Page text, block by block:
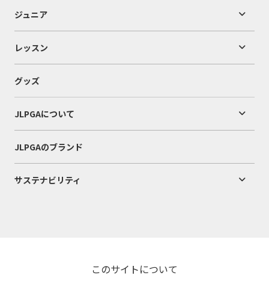
ジュニア
レッスン
グッズ
JLPGAについて
JLPGAのブランド
サステナビリティ
このサイトについて